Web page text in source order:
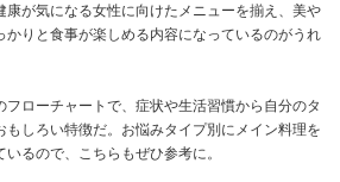
康が気になる女性に向けたメニューを揃え、美や
かりと食事が楽しめる内容になっているのがうれ
ローチャートで、症状や生活習慣から自分のタ
もしろい特徴だ。お悩みタイプ別にメイン料理を
るので、こちらもぜひ参考に。